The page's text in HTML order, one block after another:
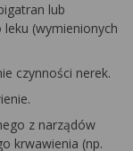
lub
leku (wymienionych
czynności nerek.
z narządów
krwawienia (np.